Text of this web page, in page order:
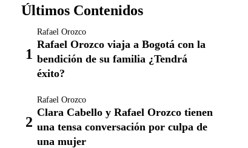
Últimos Contenidos
Rafael Orozco
Rafael Orozco viaja a Bogotá con la
bendición de su familia ¿Tendrá
éxito?
Rafael Orozco
Clara Cabello y Rafael Orozco tienen
una tensa conversación por culpa de
una mujer